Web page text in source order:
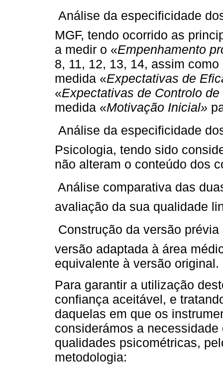
 Análise da especificidade
MGF, tendo ocorrido as
a medir o «Empenhamento
8, 11, 12, 13, 14, assim
medida «Expectativas de
«Expectativas de Controlo
medida «Motivação Inicial»
 Análise da especificidade
Psicologia, tendo sido
não alteram o conteúdo dos
 Análise comparativa das
avaliação da sua qualidade
 Construção da versão
versão adaptada à área
equivalente à versão original.
Para garantir a utilização
confiança aceitável, e
daquelas em que os
considerámos a
qualidades psicométricas,
metodologia: